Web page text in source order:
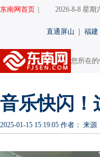
东南网首页 2026-8-8 星期
直通屏山 福建
您所在的
音乐快闪！
2025-01-15 15:19:05 作者： 来源